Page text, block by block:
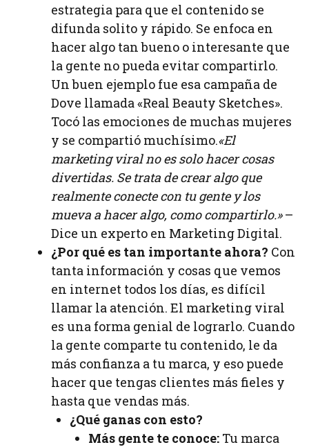
estrategia para que el contenido se
difunda solito y rápido. Se enfoca en
hacer algo tan bueno o interesante que
la gente no pueda evitar compartirlo.
Un buen ejemplo fue esa campaña de
Dove llamada «Real Beauty Sketches».
Tocó las emociones de muchas mujeres
y se compartió muchísimo.«El
marketing viral no es solo hacer cosas
divertidas. Se trata de crear algo que
realmente conecte con tu gente y los
mueva a hacer algo, como compartirlo.»–
Dice un experto en Marketing Digital.
¿Por qué es tan importante ahora? Con
tanta información y cosas que vemos
en internet todos los días, es difícil
llamar la atención. El marketing viral
es una forma genial de lograrlo. Cuando
la gente comparte tu contenido, le da
más confianza a tu marca, y eso puede
hacer que tengas clientes más fieles y
hasta que vendas más.
¿Qué ganas con esto?
Más gente te conoce: Tu marca